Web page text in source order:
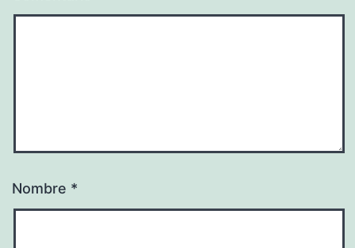
Nombre *